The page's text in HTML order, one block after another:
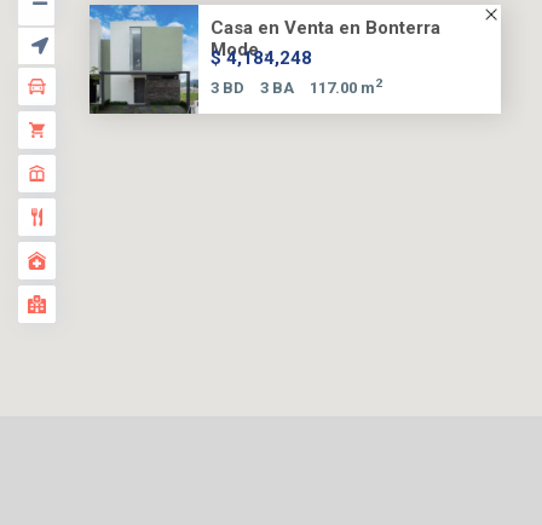
Casa en Venta en Bonterra
Mode...
$ 4,184,248
3 BD 3 BA 117.00 m2